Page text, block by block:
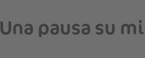
Una pausa su